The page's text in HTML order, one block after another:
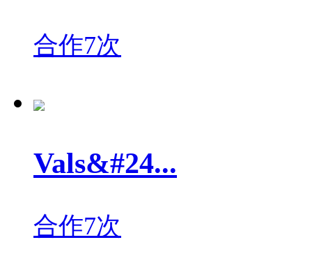
合作7次
Vals&#24...
合作7次